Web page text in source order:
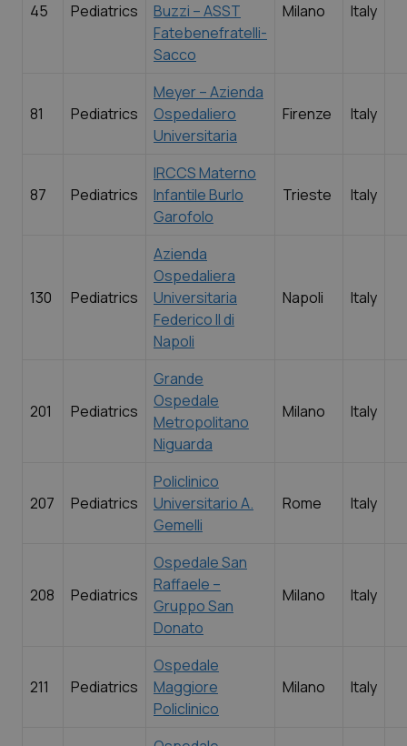
45 Pediatrics
Buzzi – ASST
Fatebenefratelli-
Sacco
Milano Italy
81 Pediatrics
Meyer – Azienda
Ospedaliero
Universitaria
Firenze Italy
87 Pediatrics
IRCCS Materno
Infantile Burlo
Garofolo
Trieste Italy
130 Pediatrics
Azienda
Ospedaliera
Universitaria
Federico II di
Napoli
Napoli Italy
201 Pediatrics
Grande
Ospedale
Metropolitano
Niguarda
Milano Italy
207 Pediatrics
Policlinico
Universitario A.
Gemelli
Rome Italy
208 Pediatrics
Ospedale San
Raffaele –
Gruppo San
Donato
Milano Italy
211 Pediatrics
Ospedale
Maggiore
Policlinico
Milano Italy